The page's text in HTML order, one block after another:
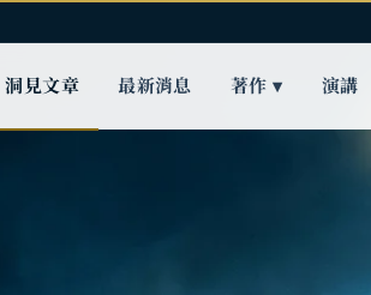
洞見文章 最新消息 著作 ▾ 演講